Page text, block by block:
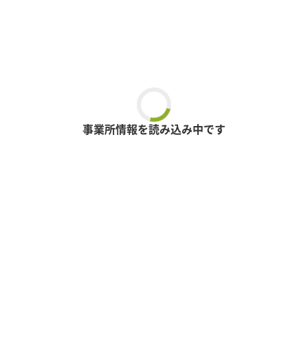
事業所情報を読み込み中です